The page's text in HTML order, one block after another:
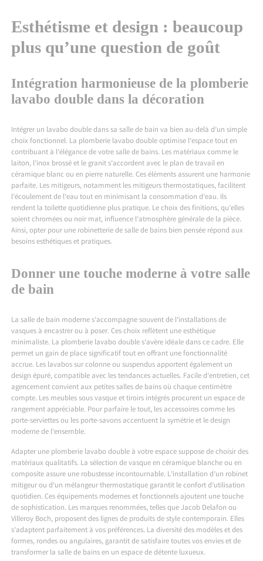
Esthétisme et design : beaucoup
plus qu’une question de goût
Intégration harmonieuse de la plomberie
lavabo double dans la décoration
Intégrer un lavabo double dans sa salle de bain va bien au-delà d’un simple
choix fonctionnel. La plomberie lavabo double optimise l’espace tout en
contribuant à l’élégance de votre salle de bains. Les matériaux comme le
laiton, l’inox brossé et le granit s’accordent avec le plan de travail en
céramique blanc ou en pierre naturelle. Ces éléments assurent une harmonie
parfaite. Les mitigeurs, notamment les mitigeurs thermostatiques, facilitent
l’écoulement de l’eau tout en minimisant la consommation d’eau. Ils
rendent la toilette quotidienne plus pratique. Le choix des finitions, qu’elles
soient chromées ou noir mat, influence l’atmosphère générale de la pièce.
Ainsi, opter pour une robinetterie de salle de bains bien pensée répond aux
besoins esthétiques et pratiques.
Donner une touche moderne à votre salle
de bain
La salle de bain moderne s’accompagne souvent de l’installations de
vasques à encastrer ou à poser. Ces choix reflètent une esthétique
minimaliste. La plomberie lavabo double s’avère idéale dans ce cadre. Elle
permet un gain de place significatif tout en offrant une fonctionnalité
accrue. Les lavabos sur colonne ou suspendus apportent également un
design épuré, compatible avec les tendances actuelles. Facile d’entretien, cet
agencement convient aux petites salles de bains où chaque centimètre
compte. Les meubles sous vasque et tiroirs intégrés procurent un espace de
rangement appréciable. Pour parfaire le tout, les accessoires comme les
porte-serviettes ou les porte-savons accentuent la symétrie et le design
moderne de l’ensemble.
Adapter une plomberie lavabo double à votre espace suppose de choisir des
matériaux qualitatifs. La sélection de vasque en céramique blanche ou en
composite assure une robustesse incontournable. L’installation d’un robinet
mitigeur ou d’un mélangeur thermostatique garantit le confort d’utilisation
quotidien. Ces équipements modernes et fonctionnels ajoutent une touche
de sophistication. Les marques renommées, telles que Jacob Delafon ou
Villeroy Boch, proposent des lignes de produits de style contemporain. Elles
s’adaptent parfaitement à vos préférences. La diversité des modèles et des
formes, rondes ou angulaires, garantit de satisfaire toutes vos envies et de
transformer la salle de bains en un espace de détente luxueux.